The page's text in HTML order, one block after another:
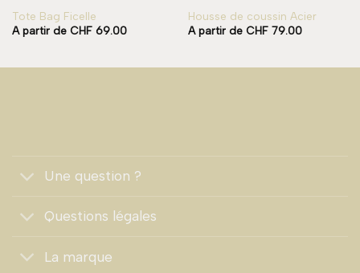
Tote Bag Ficelle
A partir de CHF69.00
Housse de coussin Acier
A partir de CHF79.00
Une question ?
Questions légales
La marque